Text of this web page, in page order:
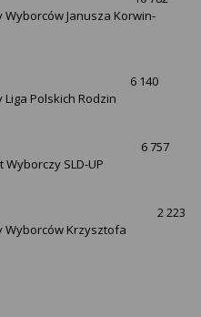
Janusza Korwin-
140
Polskich Rodzin
757
SLD-UP
2 223
Wyborców Krzysztofa